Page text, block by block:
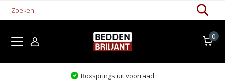
0
Levertijd 1-5 werkdagen